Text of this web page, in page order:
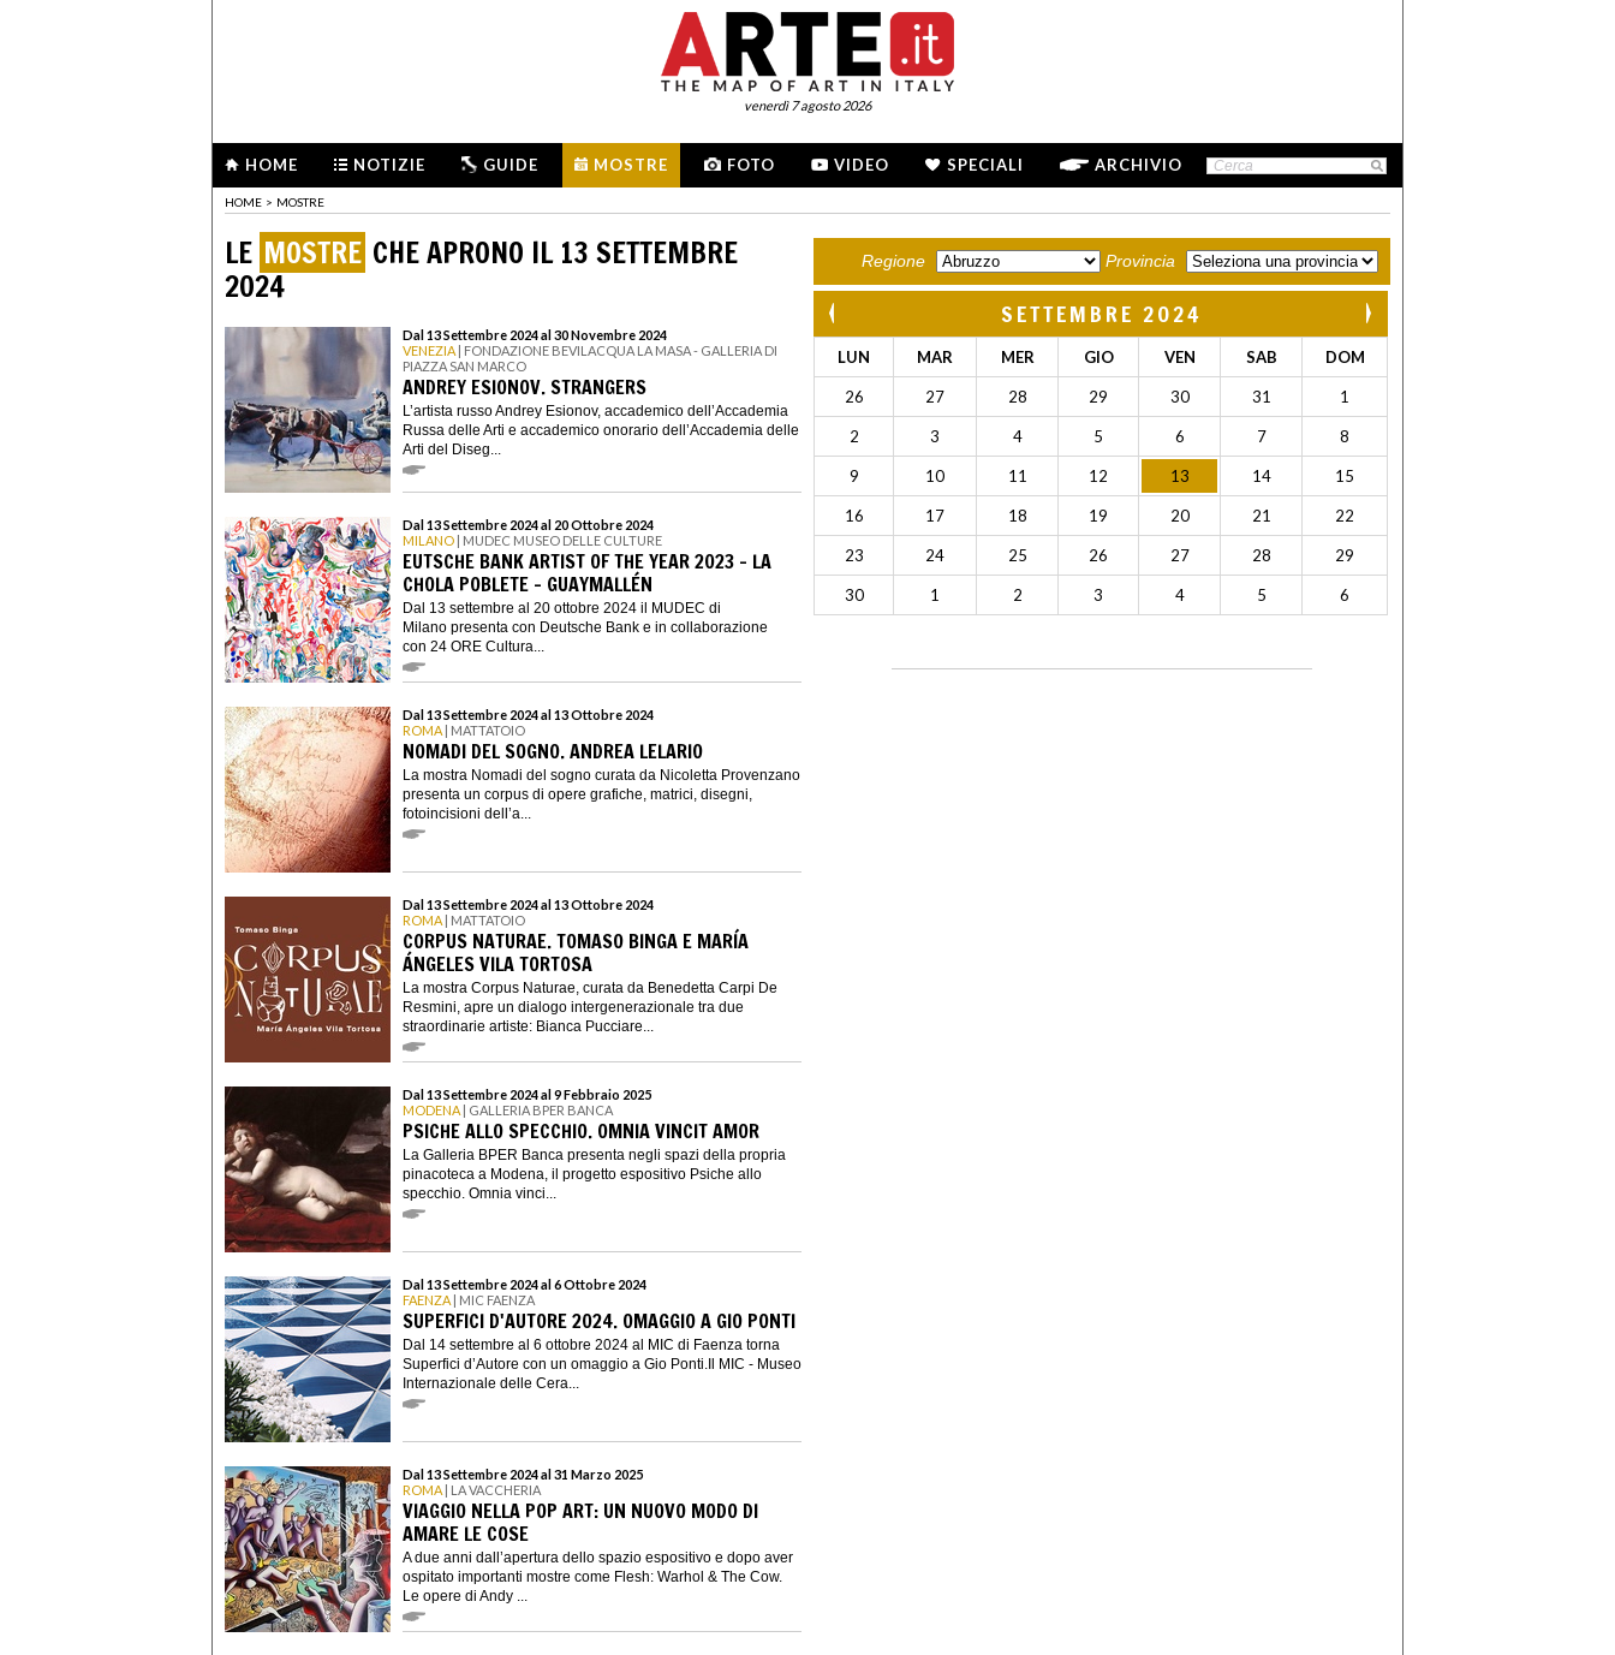
venerdì 7 agosto 2026
HOME NOTIZIE GUIDE MOSTRE FOTO VIDEO SPECIALI ARCHIVIO
HOME > MOSTRE
LE MOSTRE CHE APRONO IL 13 SETTEMBRE
2024
Dal 13 Settembre 2024 al 30 Novembre 2024
VENEZIA | FONDAZIONE BEVILACQUA LA MASA - GALLERIA DI
PIAZZA SAN MARCO
ANDREY ESIONOV. STRANGERS
L’artista russo Andrey Esionov, accademico dell’Accademia
Russa delle Arti e accademico onorario dell’Accademia delle
Arti del Diseg...
Dal 13 Settembre 2024 al 20 Ottobre 2024
MILANO | MUDEC MUSEO DELLE CULTURE
EUTSCHE BANK ARTIST OF THE YEAR 2023 - LA
CHOLA POBLETE – GUAYMALLÉN
Dal 13 settembre al 20 ottobre 2024 il MUDEC di
Milano presenta con Deutsche Bank e in collaborazione
con 24 ORE Cultura...
Dal 13 Settembre 2024 al 13 Ottobre 2024
ROMA | MATTATOIO
NOMADI DEL SOGNO. ANDREA LELARIO
La mostra Nomadi del sogno curata da Nicoletta Provenzano
presenta un corpus di opere grafiche, matrici, disegni,
fotoincisioni dell’a...
Dal 13 Settembre 2024 al 13 Ottobre 2024
ROMA | MATTATOIO
CORPUS NATURAE. TOMASO BINGA E MARÍA
ÁNGELES VILA TORTOSA
La mostra Corpus Naturae, curata da Benedetta Carpi De
Resmini, apre un dialogo intergenerazionale tra due
straordinarie artiste: Bianca Pucciare...
Dal 13 Settembre 2024 al 9 Febbraio 2025
MODENA | GALLERIA BPER BANCA
PSICHE ALLO SPECCHIO. OMNIA VINCIT AMOR
La Galleria BPER Banca presenta negli spazi della propria
pinacoteca a Modena, il progetto espositivo Psiche allo
specchio. Omnia vinci...
Dal 13 Settembre 2024 al 6 Ottobre 2024
FAENZA | MIC FAENZA
SUPERFICI D'AUTORE 2024. OMAGGIO A GIO PONTI
Dal 14 settembre al 6 ottobre 2024 al MIC di Faenza torna
Superfici d’Autore con un omaggio a Gio Ponti.Il MIC - Museo
Internazionale delle Cera...
Dal 13 Settembre 2024 al 31 Marzo 2025
ROMA | LA VACCHERIA
VIAGGIO NELLA POP ART: UN NUOVO MODO DI
AMARE LE COSE
A due anni dall’apertura dello spazio espositivo e dopo aver
ospitato importanti mostre come Flesh: Warhol & The Cow.
Le opere di Andy ...
Regione Provincia
SETTEMBRE 2024
LUN MAR MER GIO VEN SAB DOM
26 27 28 29 30 31 1
2 3 4 5 6 7 8
9 10 11 12 13 14 15
16 17 18 19 20 21 22
23 24 25 26 27 28 29
30 1 2 3 4 5 6